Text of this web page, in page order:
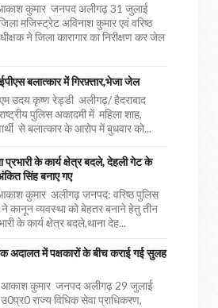
आकाश कुमार जनपद अलीगढ़ 31 जुलाई
मजिस्ट्रेट अविनाश कुमार एवं वरिष्ठ
ने जिला कारागार का निरीक्षण कर जेल
बलात्कार में गिरफ़्तार,भेजा जेल
उदय कृष्ण रेड्डी अलीगढ़/ हैदराबाद
पुलिस अकादमी में महिला शाह,
से बलात्कार के आरोप में बुधवार को...
प्रभारी के कार्य क्षेत्र बदले, देहली गेट के
सिंह बनाए गए
आकाश कुमार अलीगढ़ जनपद: वरिष्ठ पुलिस
कानून व्यवस्था को बेहतर बनाने हेतु तीन
के कार्य क्षेत्र बदले,थाना देह...
अदालत में पक्षकारों के बीच कराई गई सुलह
आकाश कुमार जनपद अलीगढ़ 29 जुलाई
राज्य विधिक सेवा प्राधिकरण,